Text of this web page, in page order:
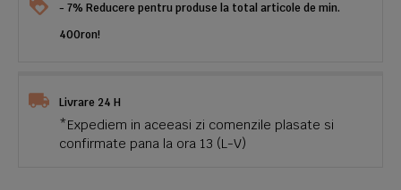
- 7% Reducere pentru produse la total articole de min.
400ron!
Livrare 24 H
*Expediem in aceeasi zi comenzile plasate si
confirmate pana la ora 13 (L-V)